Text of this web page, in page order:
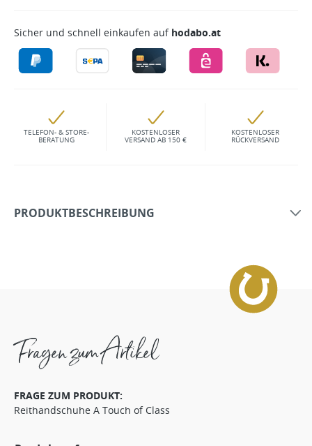
Sicher und schnell einkaufen auf hodabo.at
TELEFON- & STORE-
BERATUNG
KOSTENLOSER
VERSAND AB 150 €
KOSTENLOSER
RÜCKVERSAND
PRODUKTBESCHREIBUNG
Fragen zum Artikel
FRAGE ZUM PRODUKT:
Reithandschuhe A Touch of Class